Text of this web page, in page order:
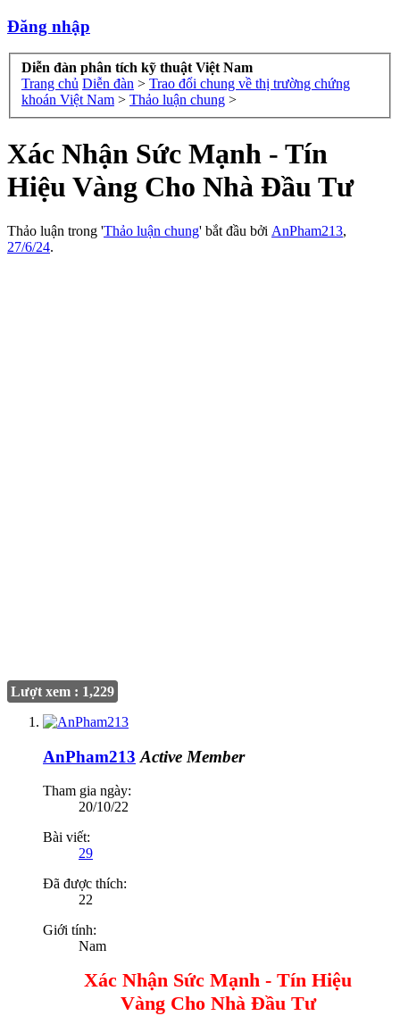
Đăng nhập
Diễn đàn phân tích kỹ thuật Việt Nam
Trang chủ Diễn đàn > Trao đổi chung về thị trường chứng
khoán Việt Nam > Thảo luận chung >
Xác Nhận Sức Mạnh - Tín
Hiệu Vàng Cho Nhà Đầu Tư
Thảo luận trong 'Thảo luận chung' bắt đầu bởi AnPham213,
27/6/24.
Lượt xem : 1,229
AnPham213 Active Member
Tham gia ngày:
20/10/22
Bài viết:
29
Đã được thích:
22
Giới tính:
Nam
Xác Nhận Sức Mạnh - Tín Hiệu
Vàng Cho Nhà Đầu Tư